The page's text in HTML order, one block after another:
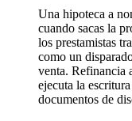
Una hipoteca a
cuando sacas la
los prestamistas
como un
venta. Refinancia
ejecuta la
documentos de